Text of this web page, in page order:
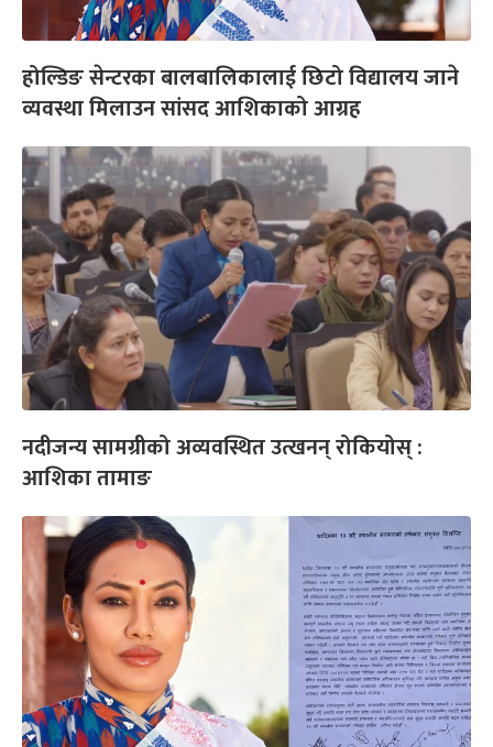
होल्डिङ सेन्टरका बालबालिकालाई छिटो विद्यालय जाने
व्यवस्था मिलाउन सांसद आशिकाको आग्रह
नदीजन्य सामग्रीको अव्यवस्थित उत्खनन् रोकियोस् :
आशिका तामाङ